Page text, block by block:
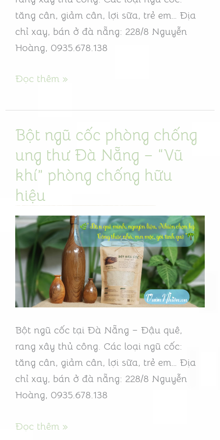
tăng cân, giảm cân, lợi sữa, trẻ em… Địa
chỉ xay, bán ở đà nẵng: 228/8 Nguyễn
Hoàng, 0935.678.138
não
bộ
khỏe
Đọc thêm »
Bột ngũ cốc phòng chống
ung thư Đà Nẵng – “Vũ
khí” phòng chống hữu
hiệu
Bột ngũ cốc tại Đà Nẵng – Đậu quê,
rang xây thủ công. Các loại ngũ cốc:
tăng cân, giảm cân, lợi sữa, trẻ em… Địa
chỉ xay, bán ở đà nẵng: 228/8 Nguyễn
Hoàng, 0935.678.138
Bột
phòng
chống
ung
thư
Đà
Nẵng
–
“Vũ
khí”
phòng
chống
hữu
hiệu
Đọc thêm »